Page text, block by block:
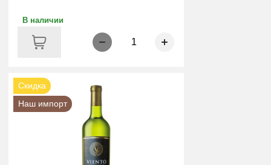
В наличии
1
Скидка
Наш импорт